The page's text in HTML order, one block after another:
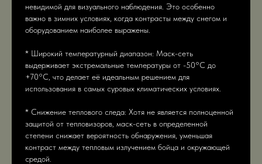
невидимой для визуального наблюдения. Это особенно
важно в зимних условиях, когда контрасты между снегом и
оборудованием наиболее выражены.
* Широкий температурный диапазон: Маск-сеть
выдерживает экстремальные температуры от -50°C до
+70°C, что делает её идеальным решением для
использования в самых суровых климатических условиях.
* Снижение теплового следа: Хотя не является полноценной
защитой от тепловизоров, маск-сеть в определенной
степени снижает вероятность обнаружения, уменьшая
контраст между тепловым излучением бойца и окружающей
средой.